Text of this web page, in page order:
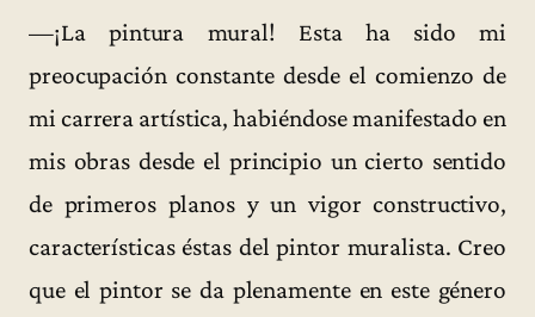
—¡La pintura mural! Esta ha sido mi
preocupación constante desde el comienzo de
mi carrera artística, habiéndose manifestado en
mis obras desde el principio un cierto sentido
de primeros planos y un vigor constructivo,
características éstas del pintor muralista. Creo
que el pintor se da plenamente en este género